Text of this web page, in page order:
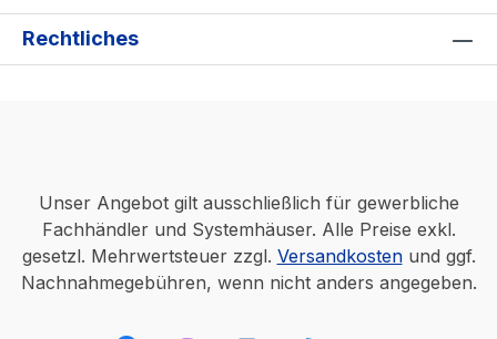
Rechtliches
Unser Angebot gilt ausschließlich für gewerbliche
Fachhändler und Systemhäuser. Alle Preise exkl.
gesetzl. Mehrwertsteuer zzgl. Versandkostenund ggf.
Nachnahmegebühren, wenn nicht anders angegeben.